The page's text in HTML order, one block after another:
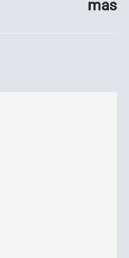
mas